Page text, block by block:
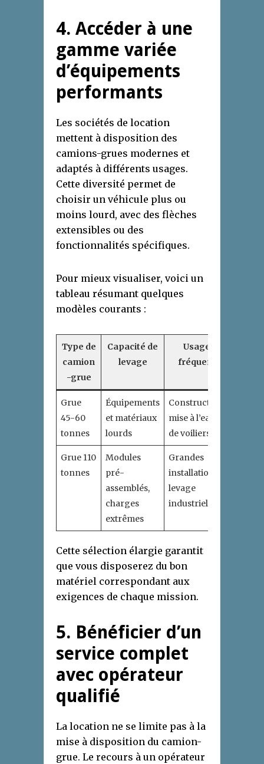
4. Accéder à une
gamme variée
d’équipements
performants
Les sociétés de location
mettent à disposition des
camions-grues modernes et
adaptés à différents usages.
Cette diversité permet de
choisir un véhicule plus ou
moins lourd, avec des flèches
extensibles ou des
fonctionnalités spécifiques.
Pour mieux visualiser, voici un
tableau résumant quelques
modèles courants :
Type de
camion
-grue
Capacité de
levage
Usage
fréquent
Grue
45-60
tonnes
Équipements
et matériaux
lourds
Construction,
mise à l’eau
de voiliers
Grue 110
tonnes
Modules
pré-
assemblés,
charges
extrêmes
Grandes
installations,
levage
industriel
Cette sélection élargie garantit
que vous disposerez du bon
matériel correspondant aux
exigences de chaque mission.
5. Bénéficier d’un
service complet
avec opérateur
qualifié
La location ne se limite pas à la
mise à disposition du camion-
grue. Le recours à un opérateur